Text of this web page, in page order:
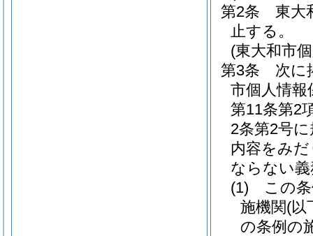
第2条
東大
止する。
(東大和市
第3条
次に
市個人情報
第11条第2
2条第2号
内容をみ
ならない
(1)
この
施機関(以
の条例の